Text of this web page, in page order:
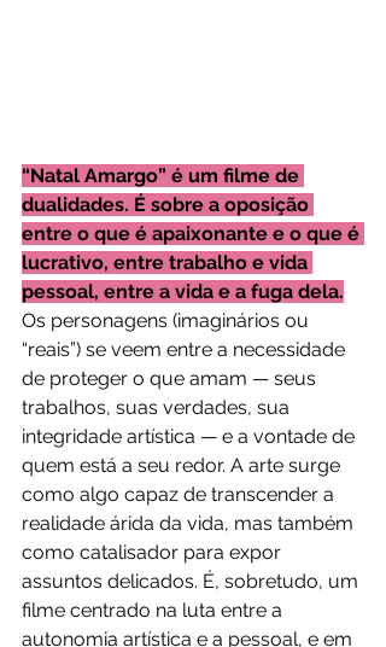
“Natal Amargo” é um filme de
dualidades. É sobre a oposição
entre o que é apaixonante e o que é
lucrativo, entre trabalho e vida
pessoal, entre a vida e a fuga dela.
Os personagens (imaginários ou
“reais”) se veem entre a necessidade
de proteger o que amam — seus
trabalhos, suas verdades, sua
integridade artística — e a vontade de
quem está a seu redor. A arte surge
como algo capaz de transcender a
realidade árida da vida, mas também
como catalisador para expor
assuntos delicados. É, sobretudo, um
filme centrado na luta entre a
autonomia artística e a pessoal, e em